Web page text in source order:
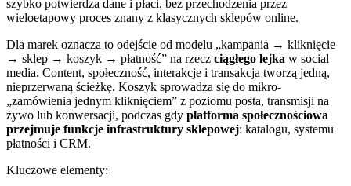
szybko potwierdza dane i płaci, bez przechodzenia przez
wieloetapowy proces znany z klasycznych sklepów online.
Dla marek oznacza to odejście od modelu „kampania → kliknięcie
→ sklep → koszyk → płatność” na rzecz ciągłego lejka w social
media. Content, społeczność, interakcje i transakcja tworzą jedną,
nieprzerwaną ścieżkę. Koszyk sprowadza się do mikro-
„zamówienia jednym kliknięciem” z poziomu posta, transmisji na
żywo lub konwersacji, podczas gdy platforma społecznościowa
przejmuje funkcje infrastruktury sklepowej: katalogu, systemu
płatności i CRM.
Kluczowe elementy: